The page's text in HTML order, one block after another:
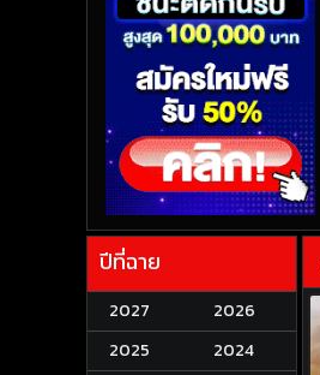
ปีที่ฉาย
2027
2026
2025
2024